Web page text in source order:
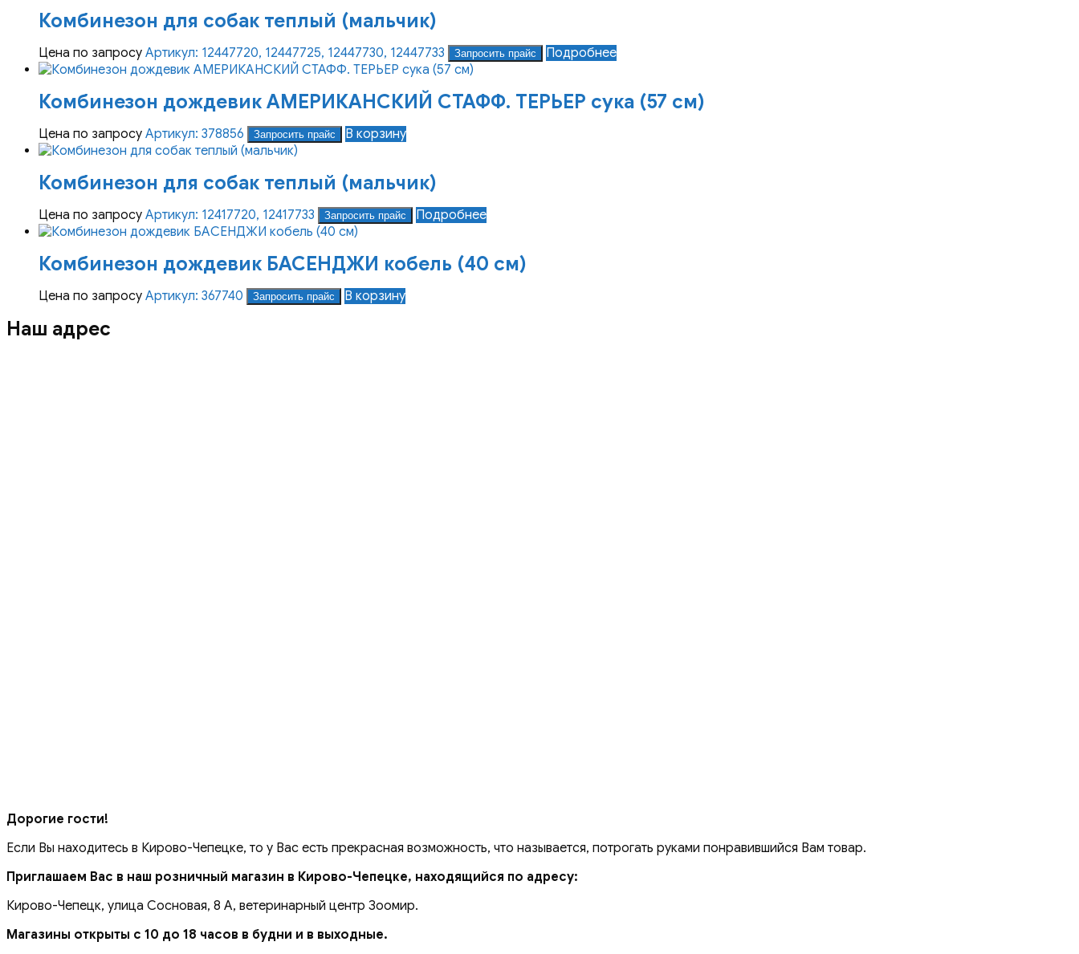
Комбинезон для собак теплый (мальчик)
Цена по запросу Артикул: 12447720, 12447725, 12447730, 12447733 Запросить прайс Подробнее
Комбинезон дождевик АМЕРИКАНСКИЙ СТАФФ. ТЕРЬЕР сука (57 см)
Цена по запросу Артикул: 378856 Запросить прайс В корзину
Комбинезон для собак теплый (мальчик)
Цена по запросу Артикул: 12417720, 12417733 Запросить прайс Подробнее
Комбинезон дождевик БАСЕНДЖИ кобель (40 см)
Цена по запросу Артикул: 367740 Запросить прайс В корзину
Наш адрес
Дорогие гости!
Если Вы находитесь в Кирово-Чепецке, то у Вас есть прекрасная возможность, что называется, потрогать руками понравившийся Вам товар.
Приглашаем Вас в наш розничный магазин в Кирово-Чепецке, находящийся по адресу:
Кирово-Чепецк, улица Сосновая, 8 А, ветеринарный центр Зоомир.
Магазины открыты с 10 до 18 часов в будни и в выходные.